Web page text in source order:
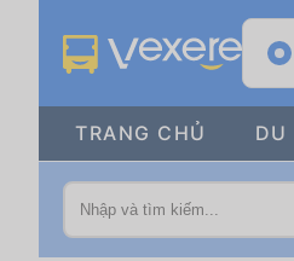
TRANG CHỦ DU